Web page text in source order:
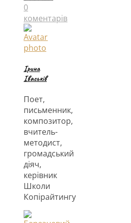
0
коментарів
Ірина
Іваськів
Поет,
письменник,
композитор,
вчитель-
методист,
громадський
діяч,
керівник
Школи
Копірайтингу